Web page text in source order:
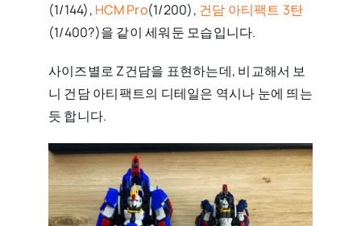
(1/144), HCM Pro(1/200), 건담 아티팩트 3탄
(1/400?)을 같이 세워둔 모습입니다.
사이즈별로 Z건담을 표현하는데, 비교해서 보
니 건담 아티팩트의 디테일은 역시나 눈에 띄는
듯 합니다.